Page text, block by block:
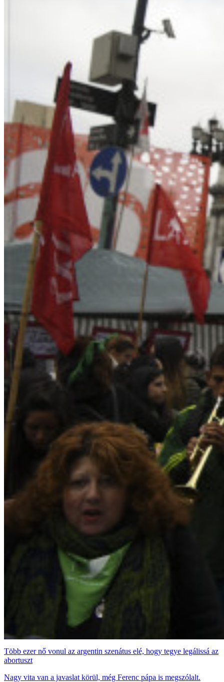
Több ezer nő vonul az argentin szenátus elé, hogy tegye legálissá az
abortuszt
Nagy vita van a javaslat körül, még Ferenc pápa is megszólalt.